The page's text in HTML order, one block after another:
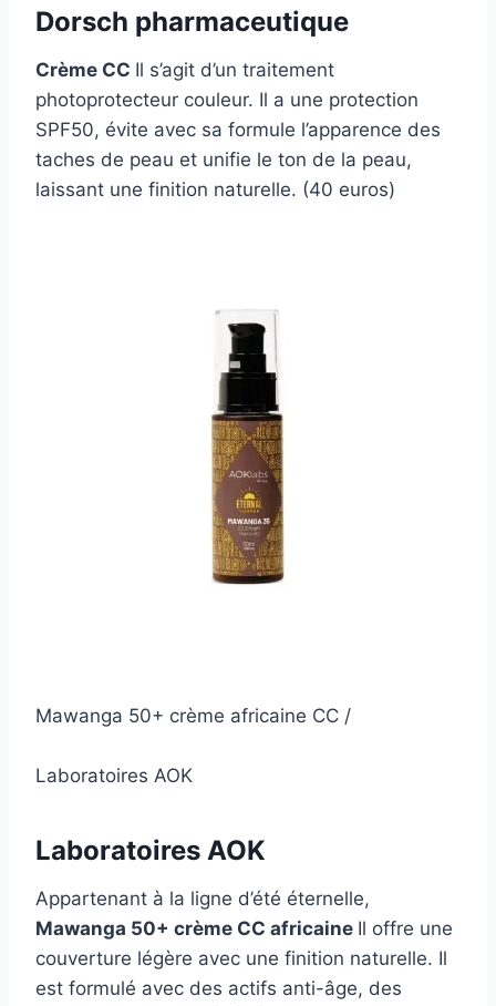
Dorsch pharmaceutique
Crème CC Il s’agit d’un traitement
photoprotecteur couleur. Il a une protection
SPF50, évite avec sa formule l’apparence des
taches de peau et unifie le ton de la peau,
laissant une finition naturelle. (40 euros)
Mawanga 50+ crème africaine CC /
Laboratoires AOK
Laboratoires AOK
Appartenant à la ligne d’été éternelle,
Mawanga 50+ crème CC africaine Il offre une
couverture légère avec une finition naturelle. Il
est formulé avec des actifs anti-âge, des